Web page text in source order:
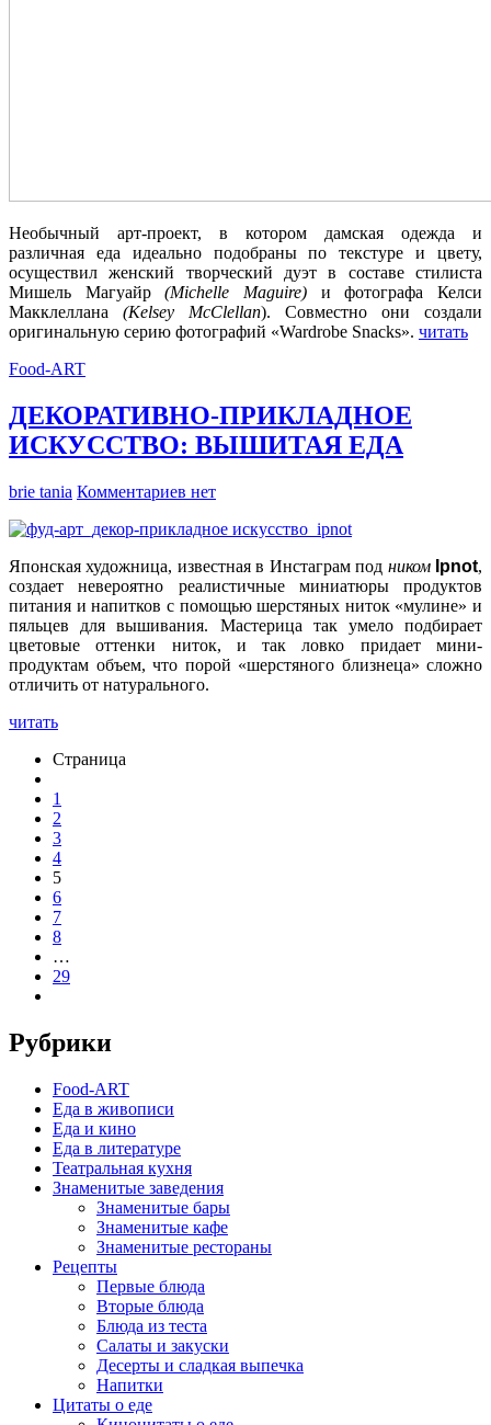
Необычный арт-проект, в котором дамская одежда и
различная еда идеально подобраны по текстуре и цвету,
осуществил женский творческий дуэт в составе стилиста
Мишель Магуайр(Michelle Maguire) и фотографа Келси
Макклеллана (Kelsey McClellan). Совместно они создали
оригинальную серию фотографий «Wardrobe Snacks». читать
Food-ART
ДЕКОРАТИВНО-ПРИКЛАДНОЕ
ИСКУССТВО: ВЫШИТАЯ ЕДА
brie tania Комментариев нет
Японская художница, известная в Инстаграм под ником Ipnot,
создает невероятно реалистичные миниатюры продуктов
питания и напитков с помощью шерстяных ниток «мулине» и
пяльцев для вышивания. Мастерица так умело подбирает
цветовые оттенки ниток, и так ловко придает мини-
продуктам объем, что порой «шерстяного близнеца» сложно
отличить от натурального.
читать
Страница
1
2
3
4
5
6
7
8
…
29
Рубрики
Food-ART
Еда в живописи
Еда и кино
Еда в литературе
Театральная кухня
Знаменитые заведения
Знаменитые бары
Знаменитые кафе
Знаменитые рестораны
Рецепты
Первые блюда
Вторые блюда
Блюда из теста
Салаты и закуски
Десерты и сладкая выпечка
Напитки
Цитаты о еде